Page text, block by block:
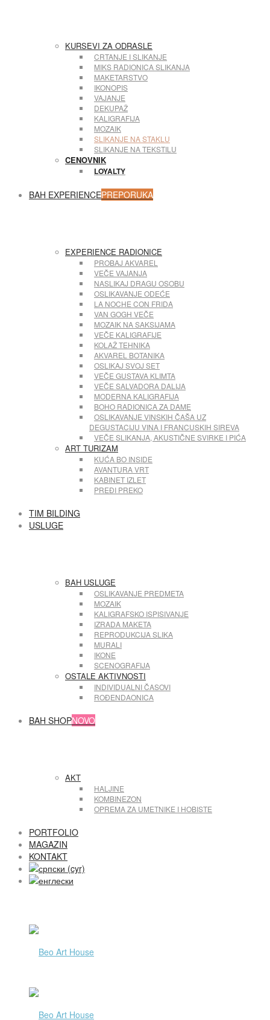
KURSEVI ZA ODRASLE
CRTANJE I SLIKANJE
MIKS RADIONICA SLIKANJA
MAKETARSTVO
IKONOPIS
VAJANJE
DEKUPAŽ
KALIGRAFIJA
MOZAIK
SLIKANJE NA STAKLU
SLIKANJE NA TEKSTILU
CENOVNIK
LOYALTY
BAH EXPERIENCEPREPORUKA
EXPERIENCE RADIONICE
PROBAJ AKVAREL
VEČE VAJANJA
NASLIKAJ DRAGU OSOBU
OSLIKAVANJE ODEĆE
LA NOCHE CON FRIDA
VAN GOGH VEČE
MOZAIK NA SAKSIJAMA
VEČE KALIGRAFIJE
KOLAŽ TEHNIKA
AKVAREL BOTANIKA
OSLIKAJ SVOJ SET
VEČE GUSTAVA KLIMTA
VEČE SALVADORA DALIJA
MODERNA KALIGRAFIJA
BOHO RADIONICA ZA DAME
OSLIKAVANJE VINSKIH ČAŠA UZ
DEGUSTACIJU VINA I FRANCUSKIH SIREVA
VEČE SLIKANJA, AKUSTIČNE SVIRKE I PIĆA
ART TURIZAM
KUĆA BO INSIDE
AVANTURA VRT
KABINET IZLET
PREĐI PREKO
TIM BILDING
USLUGE
BAH USLUGE
OSLIKAVANJE PREDMETA
MOZAIK
KALIGRAFSKO ISPISIVANJE
IZRADA MAKETA
REPRODUKCIJA SLIKA
MURALI
IKONE
SCENOGRAFIJA
OSTALE AKTIVNOSTI
INDIVIDUALNI ČASOVI
ROĐENDAONICA
BAH SHOPNOVO
AKT
HALJINE
KOMBINEZON
OPREMA ZA UMETNIKE I HOBISTE
PORTFOLIO
MAGAZIN
KONTAKT